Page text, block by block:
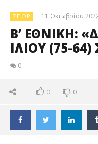
ΣΠΟΡ 11 Οκτωβρίου
Β’ ΕΘΝΙΚΗ:
ΙΛΙΟΥ (75-
0
0 0